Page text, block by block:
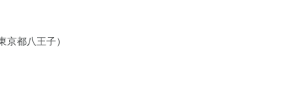
都八王子）